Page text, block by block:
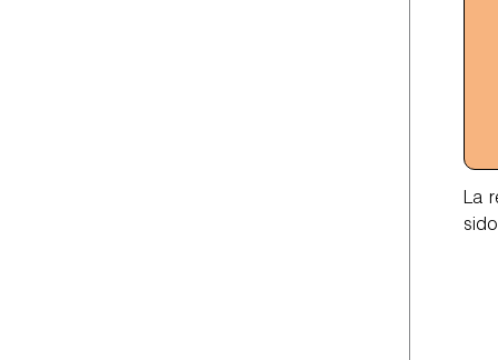
La